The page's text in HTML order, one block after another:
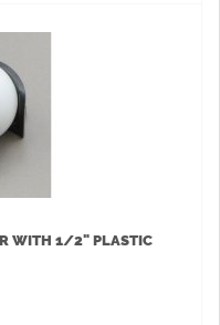
WITH 1/2" PLASTIC